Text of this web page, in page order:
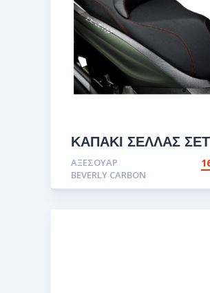
ΚΑΠΑΚΙ ΣΕΛΛΑΣ ΣΕΤ
ΔΕΞΙ ΚΑΙ ΑΡΙΣΤΕΡΟ
CARBON BEVERLY
ΑΞΕΣΟΥΑΡ
BEVERLY CARBON